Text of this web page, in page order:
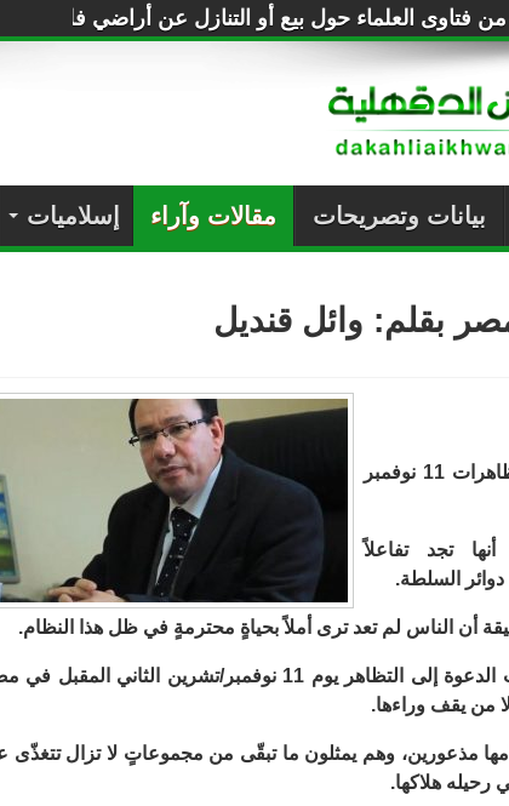
فتاوى العلماء حول بيع أو التنازل عن أراضي فلسطين
بيانات وتصريحات مقالات وآراء إسلاميات
ليس منطقيًّا إنكار أهمية مظاهرات 11 نوفمبر
تجد تفاعلاً
السلطة.
أن الناس لم تعد ترى أملاً بحياةٍ محترمةٍ في ظل هذا النظام.
لا أحد يعلم من أين تدحرجت الدعوة إلى التظاهر يوم 11 نوفمبر/تشرين الثاني
من يقف وراءها.
مذعورين، وهم يمثلون ما تبقّى من مجموعاتٍ لا تزال تتغذّى
رحيله هلاكها.